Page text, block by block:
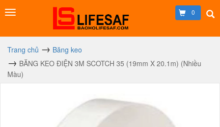
0
Trang chủ
Băng keo
BĂNG KEO ĐIỆN 3M SCOTCH 35 (19mm X 20.1m) (Nhiều
Màu)